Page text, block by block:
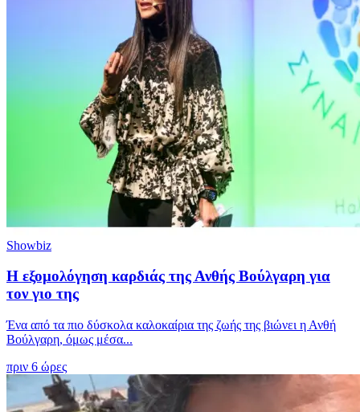
Showbiz
Η εξομολόγηση καρδιάς της Ανθής Βούλγαρη για
τον γιο της
Ένα από τα πιο δύσκολα καλοκαίρια της ζωής της βιώνει η Ανθή
Βούλγαρη, όμως μέσα...
πριν 6 ώρες